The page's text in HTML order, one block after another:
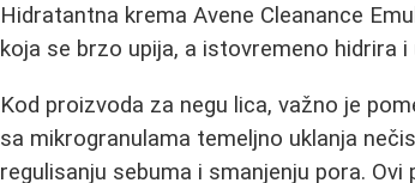
Hidratantna krema Avene Cleanance
koja se brzo upija, a istovremeno hidrira i
Kod proizvoda za negu lica, važno je
sa mikrogranulama temeljno uklanja
regulisanju sebuma i smanjenju pora.